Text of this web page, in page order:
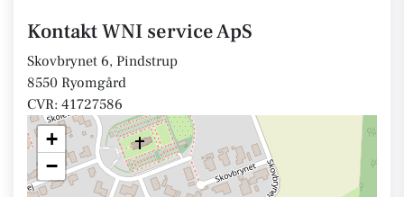
Kontakt WNI service ApS
Skovbrynet 6, Pindstrup
8550 Ryomgård
CVR: 41727586
+
−